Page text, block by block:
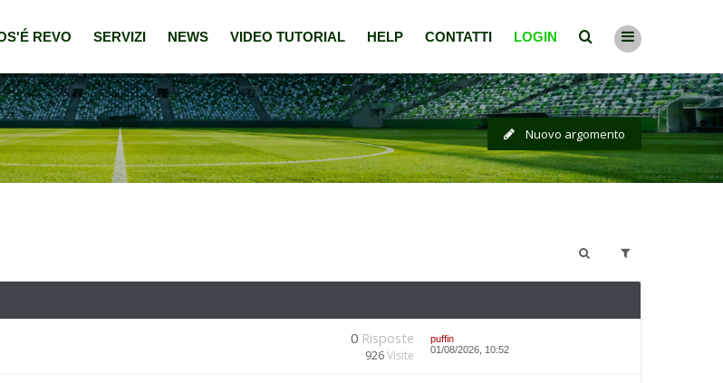
REVO SERVIZI NEWS VIDEO TUTORIAL HELP CONTATTI LOGIN
Nuovo argomento
0 Risposte
926Visite
puffin
01/08/2026, 10:52